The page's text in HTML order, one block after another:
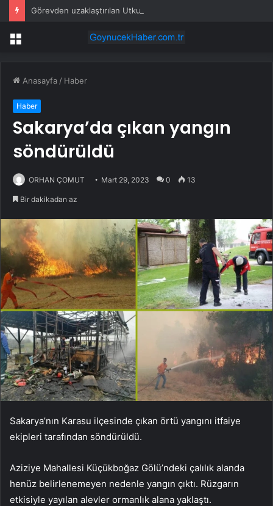
Menü
Anasayfa / Haber
Haber
Sakarya’da çıkan yangın
söndürüldü
ORHAN ÇOMUT Mart 29, 2023 0 13
Bir dakikadan az
Sakarya’nın Karasu ilçesinde çıkan örtü yangını itfaiye
ekipleri tarafından söndürüldü.
Aziziye Mahallesi Küçükboğaz Gölü’ndeki çalılık alanda
henüz belirlenemeyen nedenle yangın çıktı. Rüzgarın
etkisiyle yayılan alevler ormanlık alana yaklaştı.